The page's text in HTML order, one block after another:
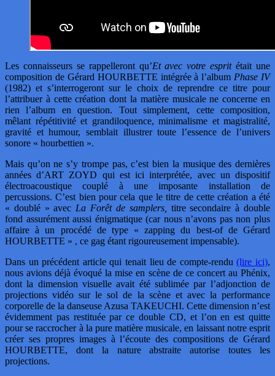
Les connaisseurs se rappelleront qu’Et avec votre espritétait une
composition de Gérard HOURBETTE intégrée à l’album Phase IV
(1982) et s’interrogeront sur le choix de reprendre ce titre pour
l’attribuer à cette création dont la matière musicale ne concerne en
rien l’album en question. Tout simplement, cette composition,
mêlant répétitivité et grandiloquence, minimalisme et magistralité,
gravité et humour, semblait illustrer toute l’essence de l’univers
sonore « hourbettien ».
Mais qu’on ne s’y trompe pas, c’est bien la musique des dernières
années d’ART ZOYD qui est ici interprétée, avec un dispositif
électroacoustique couplé à une imposante installation de
percussions. C’est bien pour cela que le titre de cette création a été
« doublé » avec La Forêt de samplers,
titre secondaire à double
fond assurément aussi énigmatique (car nous n’avons pas non plus
affaire à un procédé de type « zapping du best-of de Gérard
HOURBETTE » , ce gag étant rigoureusement impensable).
Dans un précédent article qui tenait lieu de compte-rendu(lire ici),
nous avions déjà évoqué la mise en scène de ce concert au Phénix,
dont la dimension visuelle avait été sublimée par l’adjonction de
projections vidéo sur le sol de la scène et avec la performance
corporelle de la danseuse Azusa TAKEUCHI. Cette dimension n’est
évidemment pas restituée par ce double CD, et l’on en est quitte
pour se raccrocher à la pure matière musicale, en laissant notre esprit
créer ses propres images à l’écoute des compositions de Gérard
HOURBETTE, dont la nature abstraite autorise toutes les
projections.